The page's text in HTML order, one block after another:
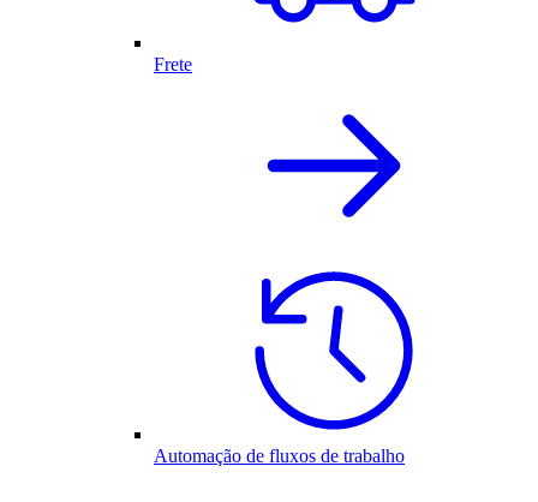
Frete
Automação de fluxos de trabalho